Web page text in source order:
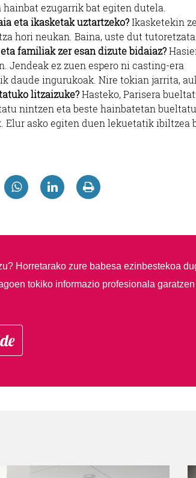
ezugarrik bat egiten dutela.
eta ikasketak uztartzeko?Ikasketekin
hori neukan. Baina, uste dut
familiak zer esan dizute bidaiaz?
Jendeak ez zuen espero ni casting-era
daude ingurukoak. Nire tokian jarrita,
litzaizuke?Hasteko, Parisera
nintzen eta beste hainbatetan
Elur asko egiten duen lekuetatik ibiltzea
Horretarako zure babesa ezinbestekoa
tokiko informazio profesionala garatzen